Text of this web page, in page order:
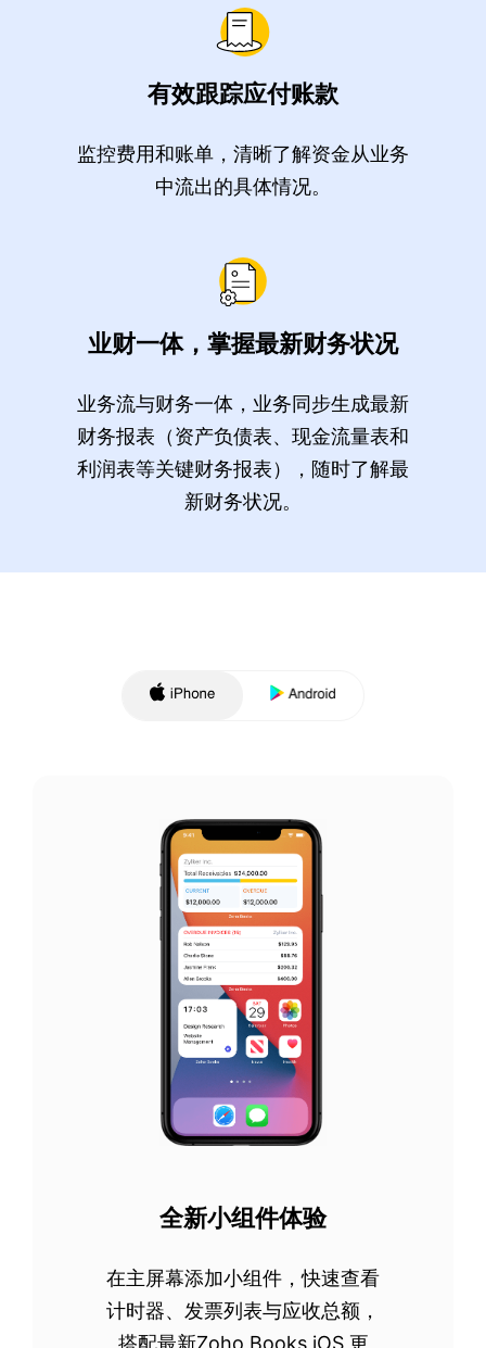
有效跟踪应付账款
监控费用和账单，清晰了解资金从业务
中流出的具体情况。
业财一体，掌握最新财务状况
业务流与财务一体，业务同步生成最新
财务报表（资产负债表、现金流量表和
利润表等关键财务报表），随时了解最
新财务状况。
全新小组件体验
在主屏幕添加小组件，快速查看
计时器、发票列表与应收总额，
搭配最新Zoho Books iOS 更